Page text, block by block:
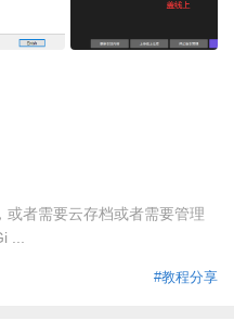
者需要云存档或者需要管理
...
#教程分享